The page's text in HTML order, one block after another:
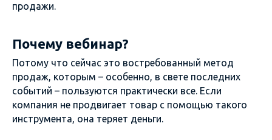
продажи.
Почему вебинар?
Потому что сейчас это востребованный метод
продаж, которым – особенно, в свете последних
событий – пользуются практически все. Если
компания не продвигает товар с помощью такого
инструмента, она теряет деньги.